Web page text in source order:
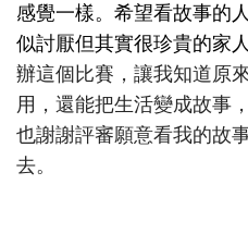
感覺一樣。希望看故事的
似討厭但其實很珍貴的家人
辦這個比賽，讓我知道原
用，還能把生活變成故事
也謝謝評審願意看我的故
去。